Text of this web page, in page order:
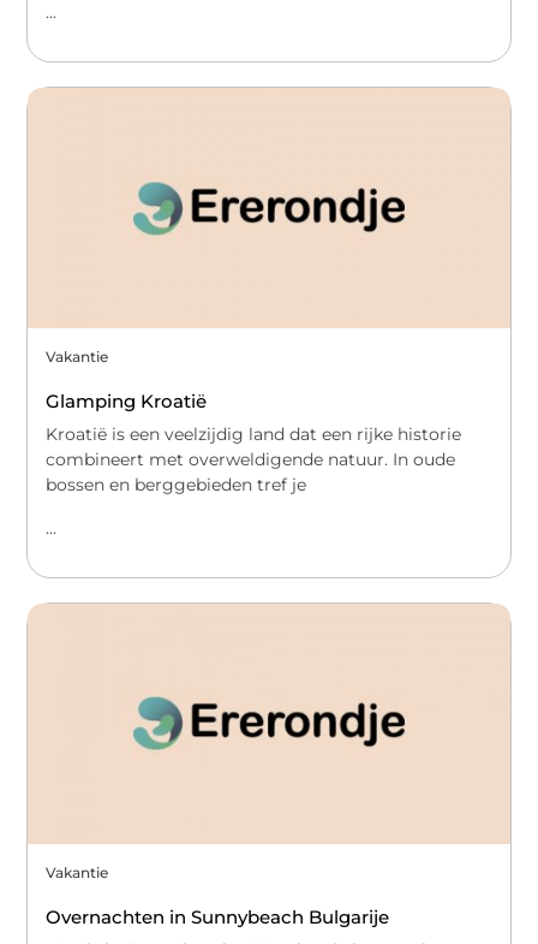
...
Vakantie
Glamping Kroatië
Kroatië is een veelzijdig land dat een rijke historie
combineert met overweldigende natuur. In oude
bossen en berggebieden tref je
...
Vakantie
Overnachten in Sunnybeach Bulgarije